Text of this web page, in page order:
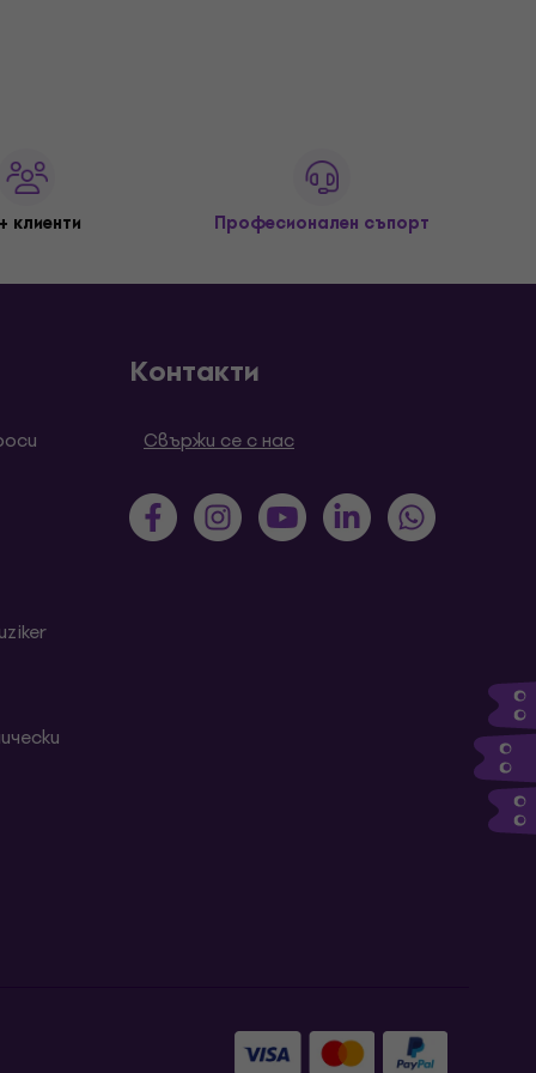
клиенти Професионален съпорт
Контакти
Свържи се с нас